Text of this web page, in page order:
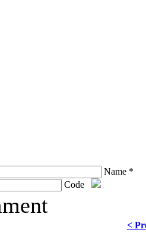
Name *
Code
<